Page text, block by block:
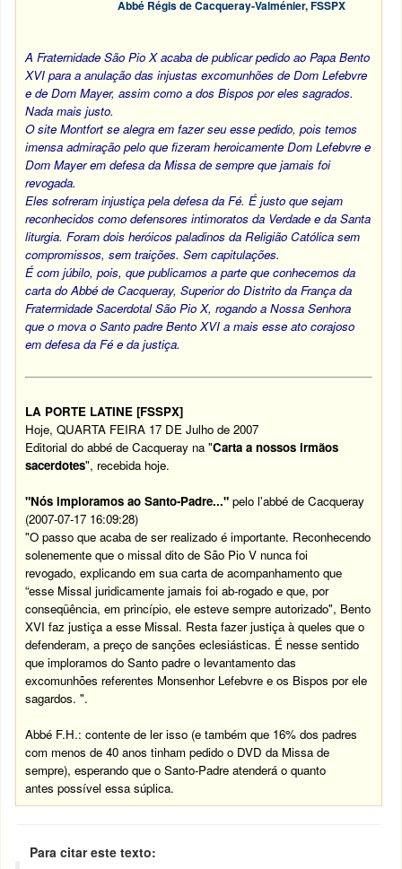
Abbé Régis de Cacqueray-Valménier, FSSPX
A Fraternidade São Pio X acaba de publicar pedido ao Papa Bento
XVI para a anulação das injustas excomunhões de Dom Lefebvre
e de Dom Mayer, assim como a dos Bispos por eles sagrados.
Nada mais justo.
O site Montfort se alegra em fazer seu esse pedido, pois temos
imensa admiração pelo que fizeram heroicamente Dom Lefebvre e
Dom Mayer em defesa da Missa de sempre que jamais foi
revogada.
Eles sofreram injustiça pela defesa da Fé. É justo que sejam
reconhecidos como defensores intimoratos da Verdade e da Santa
liturgia. Foram dois heróicos paladinos da Religião Católica sem
compromissos, sem traições. Sem capitulações.
É com júbilo, pois, que publicamos a parte que conhecemos da
carta do Abbé de Cacqueray, Superior do Distrito da França da
Fraterrnidade Sacerdotal São Pio X, rogando a Nossa Senhora
que o mova o Santo padre Bento XVI a mais esse ato corajoso
em defesa da Fé e da justiça.
LA PORTE LATINE [FSSPX]
Hoje, QUARTA FEIRA 17 DE Julho de 2007
Editorial do abbé de Cacqueray na "Carta a nossos irmãos
sacerdotes", recebida hoje.
"Nós imploramos ao Santo-Padre..." pelo l'abbé de Cacqueray
(2007-07-17 16:09:28)
"O passo que acaba de ser realizado é importante. Reconhecendo
solenemente que o missal dito de São Pio V nunca foi
revogado, explicando em sua carta de acompanhamento que
“esse Missal juridicamente jamais foi ab-rogado e que, por
conseqüência, em princípio, ele esteve sempre autorizado", Bento
XVI faz justiça a esse Missal. Resta fazer justiça à queles que o
defenderam, a preço de sanções eclesiásticas. É nesse sentido
que imploramos do Santo padre o levantamento das
excomunhões referentes Monsenhor Lefebvre e os Bispos por ele
sagardos.".
Abbé F.H.: contente de ler isso (e também que 16% dos padres
com menos de 40 anos tinham pedido o DVD da Missa de
sempre), esperando que o Santo-Padre atenderá o quanto
antes possível essa súplica.
Para citar este texto: